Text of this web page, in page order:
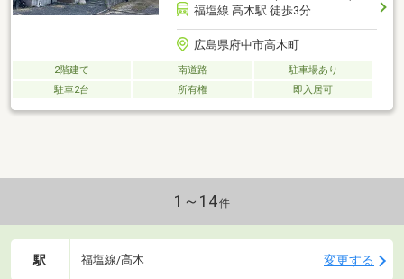
福塩線 高木駅 徒歩3分
広島県府中市高木町
2階建て 南道路
駐車場あり
駐車2台
所有権 即入居可
1～14件
駅 福塩線/高木 変更する